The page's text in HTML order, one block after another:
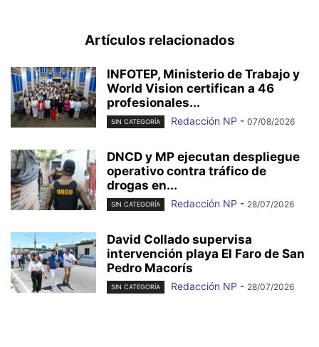
Artículos relacionados
INFOTEP, Ministerio de Trabajo y
World Vision certifican a 46
profesionales...
SIN CATEGORÍA Redacción NP - 07/08/2026
DNCD y MP ejecutan despliegue
operativo contra tráfico de
drogas en...
SIN CATEGORÍA Redacción NP - 28/07/2026
David Collado supervisa
intervención playa El Faro de San
Pedro Macorís
SIN CATEGORÍA Redacción NP - 28/07/2026